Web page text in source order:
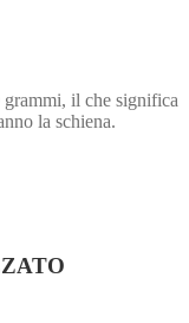
grammi, il che significa
la schiena.